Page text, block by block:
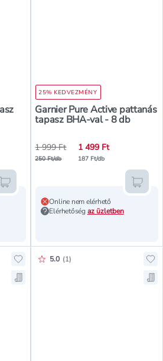
Kosárba teszem
25% KEDVEZMÉNY
Garnier Pure Active pattanás
tapasz BHA-val - 8 db
1 999 Ft
250 Ft/db
1 499 Ft
187 Ft/db
Online nem elérhető
Elérhetőség az üzletben
Hozzáadás a kedvencekhez,
Mentés a bevásárló listára, Hero
Értékelés pontszáma:
5.0 (1)